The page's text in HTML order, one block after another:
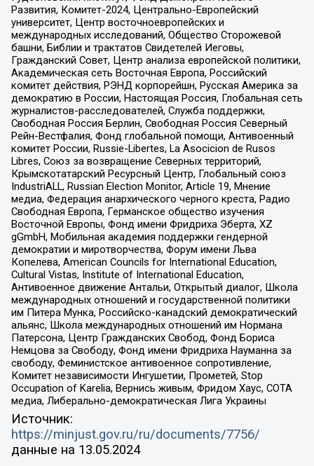
Развития, Комитет-2024, Центрально-Европейский
университет, Центр восточноевропейских и
международных исследований, Общество Сторожевой
башни, Библии и трактатов Свидетелей Иеговы,
Гражданский Совет, Центр анализа европейской политики,
Академическая сеть Восточная Европа, Российский
комитет действия, РЭНД корпорейшн, Русская Америка за
демократию в России, Настоящая Россия, Глобальная сеть
журналистов-расследователей, Служба поддержки,
Свободная Россия Берлин, Свободная Россия Северный
Рейн-Вестфалия, Фонд глобальной помощи, Антивоенный
комитет России, Russie-Libertes, La Asocicion de Rusos
Libres, Союз за возвращение Северных территорий,
Крымскотатарский Ресурсный Центр, Глобальный союз
IndustriALL, Russian Election Monitor, Article 19, Мнение
медиа, Федерация анархического черного креста, Радио
Свободная Европа, Германское общество изучения
Восточной Европы, Фонд имени Фридриха Эберта, XZ
gGmbH, Мобильная академия поддержки гендерной
демократии и миротворчества, Форум имени Льва
Копелева, American Councils for International Education,
Cultural Vistas, Institute of International Education,
Антивоенное движение Антальи, Открытый диалог, Школа
международных отношений и государственной политики
им Питера Мунка, Российско-канадский демократический
альянс, Школа международных отношений им Нормана
Патерсона, Центр Гражданских Свобод, Фонд Бориса
Немцова за Свободу, Фонд имени Фридриха Науманна за
свободу, Феминистское антивоенное сопротивление,
Комитет независимости Ингушетии, Прометей, Stop
Occupation of Karelia, Вернись живым, Фридом Хаус, СОТА
медиа, Либерально-демократическая Лига Украины
Источник:
https://minjust.gov.ru/ru/documents/7756/
данные на 13.05.2024